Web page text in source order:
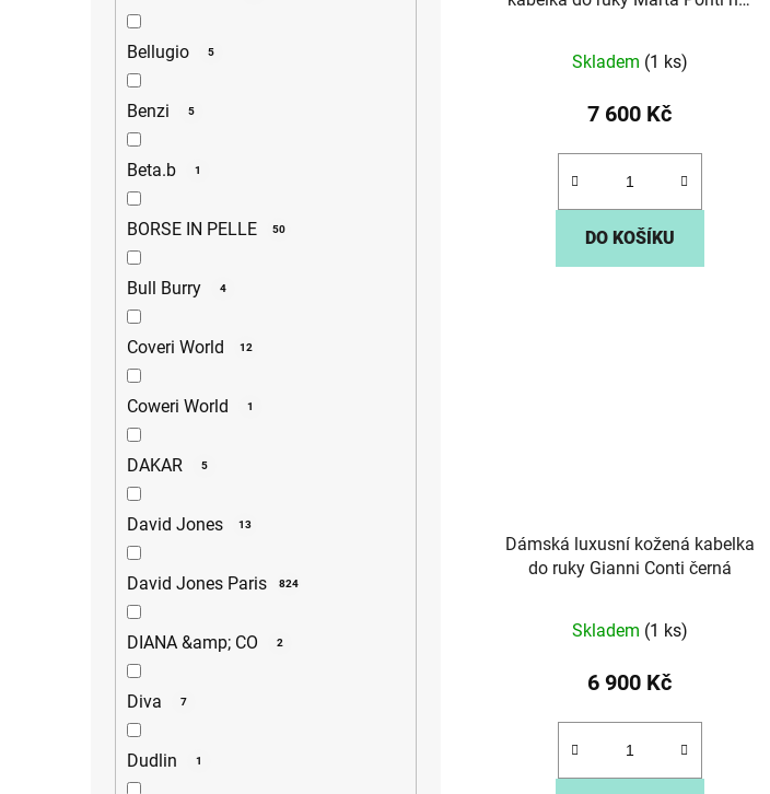
Bellugio 5
Benzi 5
Beta.b 1
BORSE IN PELLE 50
Bull Burry 4
Coveri World 12
Coweri World 1
DAKAR 5
David Jones 13
David Jones Paris 824
DIANA &amp; CO 2
Diva 7
Dudlin 1
Skladem (1 ks)
7 600 Kč
DO KOŠÍKU
Dámská luxusní kožená kabelka
do ruky Gianni Conti černá
Skladem (1 ks)
6 900 Kč